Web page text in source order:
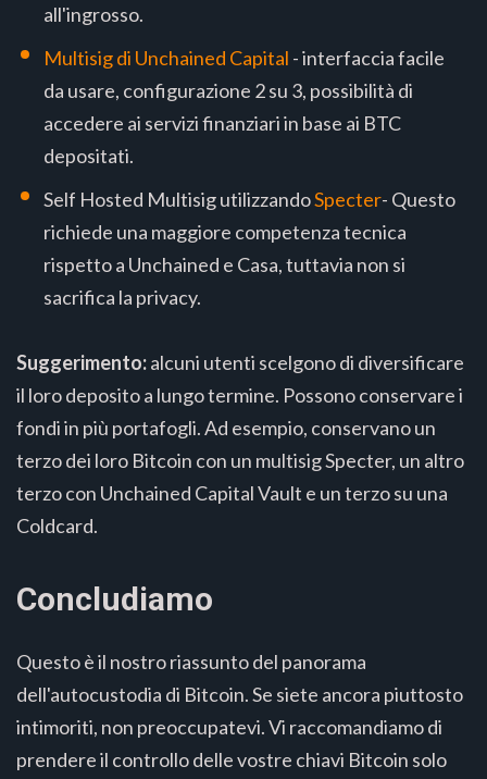
all'ingrosso.
Multisig di Unchained Capital - interfaccia facile
da usare, configurazione 2 su 3, possibilità di
accedere ai servizi finanziari in base ai BTC
depositati.
Self Hosted Multisig utilizzandoSpecter- Questo
richiede una maggiore competenza tecnica
rispetto a Unchained e Casa, tuttavia non si
sacrifica la privacy.
Suggerimento:alcuni utenti scelgono di diversificare
il loro deposito a lungo termine. Possono conservare i
fondi in più portafogli. Ad esempio, conservano un
terzo dei loro Bitcoin con un multisig Specter, un altro
terzo con Unchained Capital Vault e un terzo su una
Coldcard.
Concludiamo
Questo è il nostro riassunto del panorama
dell'autocustodia di Bitcoin. Se siete ancora piuttosto
intimoriti, non preoccupatevi. Vi raccomandiamo di
prendere il controllo delle vostre chiavi Bitcoin solo